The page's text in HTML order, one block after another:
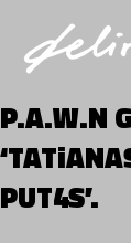
P.A.W.N
PUT4S’.